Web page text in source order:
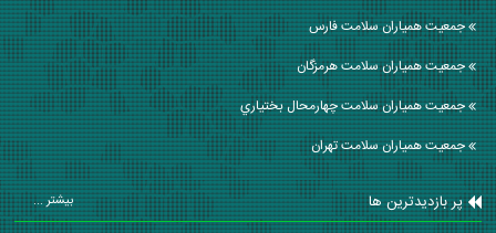
جمعیت همیاران سلامت فارس
جمعیت همیاران سلامت هرمزگان
جمعیت همیاران سلامت چهارمحال بختياري
جمعیت همیاران سلامت تهران
پر بازدیدترین ها بیشتر ...